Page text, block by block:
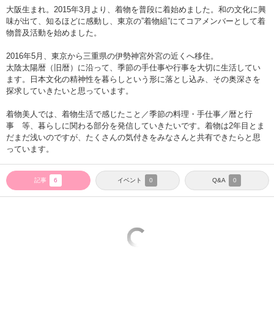
大阪生まれ。2015年3月より、着物を普段に着始めました。和の文化に興
味が出て、知るほどに感動し、東京の”着物組”にてコアメンバーとして着
物普及活動を始めました。
2016年5月、東京から三重県の伊勢神宮外宮の近くへ移住。
太陰太陽暦（旧暦）に沿って、季節の手仕事や行事を大切に生活してい
ます。日本文化の精神性を暮らしという形に落とし込み、その奥深さを
探求していきたいと思っています。
着物美人では、着物生活で感じたこと／季節の料理・手仕事／暦と行
事 等、暮らしに関わる部分を発信していきたいです。着物は2年目とま
だまだ浅いのですが、たくさんの気付きをみなさんと共有できたらと思
っています。
記事 6 イベント 0 Q&A 0